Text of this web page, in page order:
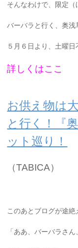
そんなわけで、限定（
バーバラと行く、奥浅
５月６日より、土曜日
詳しくはここ
お供え物は
と行く！『
ット巡り！
（TABICA）
このあとブログが途絶
「ああ、バーバラさ